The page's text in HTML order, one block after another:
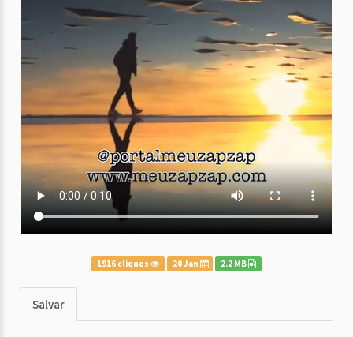
1916 cliques 20 Jan 2.2 MB
Salvar